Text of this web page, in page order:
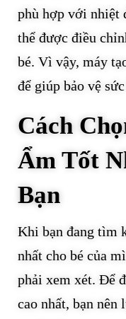
phù hợp với nhiệt
thể được điều
bé. Vì vậy, máy
để giúp bảo vệ
Cách
Ẩm Tốt
Bạn
Khi bạn đang tìm
nhất cho bé của
phải xem xét. Để
cao nhất, bạn nên